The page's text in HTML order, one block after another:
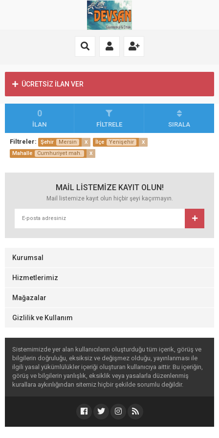
ÜCRETSİZ İLAN VER
0
İLAN FİLTRELE SIRALA
Filtreler: Şehir Mersin x İlçe Yenişehir x
Mahalle Cumhuriyet mah. x
MAİL LİSTEMİZE KAYIT OLUN!
Mail listemize kayıt olun hiçbir şeyi kaçırmayın.
Kurumsal
Hizmetlerimiz
Mağazalar
Gizlilik ve Kullanım
Sistemimizde yer alan kullanıcıların oluşturduğu tüm içerik, görüş ve
bilgilerin doğruluğu, eksiksiz ve değişmez olduğu, yayınlanması ile
ilgili yasal yükümlülükler içeriği oluşturan kullanıcıya aittir. Bu içeriğin,
görüş ve bilgilerin yanlışlık, eksiklik veya yasalarla düzenlenmiş
kurallara aykırılığından sitemiz hiçbir şekilde sorumlu değildir.